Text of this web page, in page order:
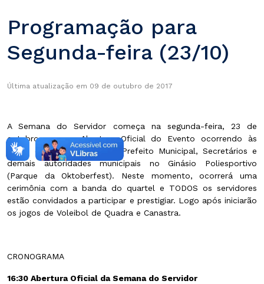
Programação para
Segunda-feira (23/10)
Última atualização em 09 de outubro de 2017
A Semana do Servidor começa na segunda-feira, 23 de
outubro, com a Abertura Oficial do Evento ocorrendo às
16:30, com a presença do Prefeito Municipal, Secretários e
demais autoridades municipais no Ginásio Poliesportivo
(Parque da Oktoberfest). Neste momento, ocorrerá uma
cerimônia com a banda do quartel e TODOS os servidores
estão convidados a participar e prestigiar. Logo após iniciarão
os jogos de Voleibol de Quadra e Canastra.
CRONOGRAMA
16:30 Abertura Oficial da Semana do Servidor